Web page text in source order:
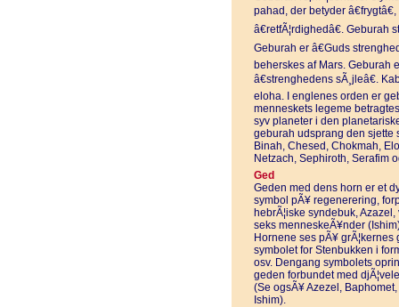
pahad, der betyder â€frygtâ€,
â€retfÃ¦rdighedâ€.
Geburah er â€Guds
beherskes af Mars. Geburah
â€strenghedens sÃ¸jleâ€.
eloha. I englenes orden er
menneskets legeme
syv planeter i den
geburah udsprang den sjette
Binah, Chesed, Chokmah,
Netzach, Sephiroth, Serafim
Ged
Geden med dens horn er et
symbol pÃ¥ regenerering,
hebrÃ¦iske syndebuk,
seks menneskeÃ¥nder
Hornene ses pÃ¥
symbolet for Stenbukken i
osv. Dengang symbolets
geden forbundet med
(Se ogsÃ¥ Azezel,
Ishim).